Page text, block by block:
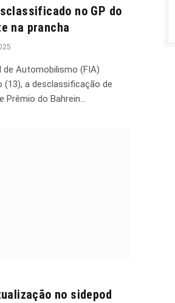
no GP do
na prancha
de Automobilismo (FIA)
a desclassificação de
Prêmio do Bahrein…
no sidepod